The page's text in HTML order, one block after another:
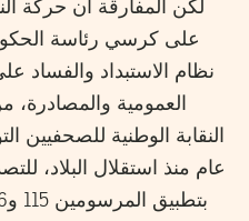
لكن المفارقة أن حركة
على كرسي رئاسة
نظام الاستبداد والفساد
العمومية والمصادرة،
النقابة الوطنية
عام منذ استقلال البلاد،